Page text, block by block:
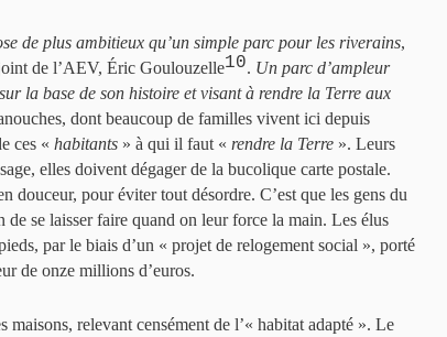
de plus ambitieux qu’un simple parc pour les riverains,
de l’AEV, Éric Goulouzelle10. Un parc d’ampleur
la base de son histoire et visant à rendre la Terre aux
dont beaucoup de familles vivent ici depuis
ces « habitants » à qui il faut « rendre la Terre ». Leurs
elles doivent dégager de la bucolique carte postale.
douceur, pour éviter tout désordre. C’est que les gens du
de se laisser faire quand on leur force la main. Les élus
par le biais d’un « projet de relogement social », porté
de onze millions d’euros.
maisons, relevant censément de l’« habitat adapté ». Le